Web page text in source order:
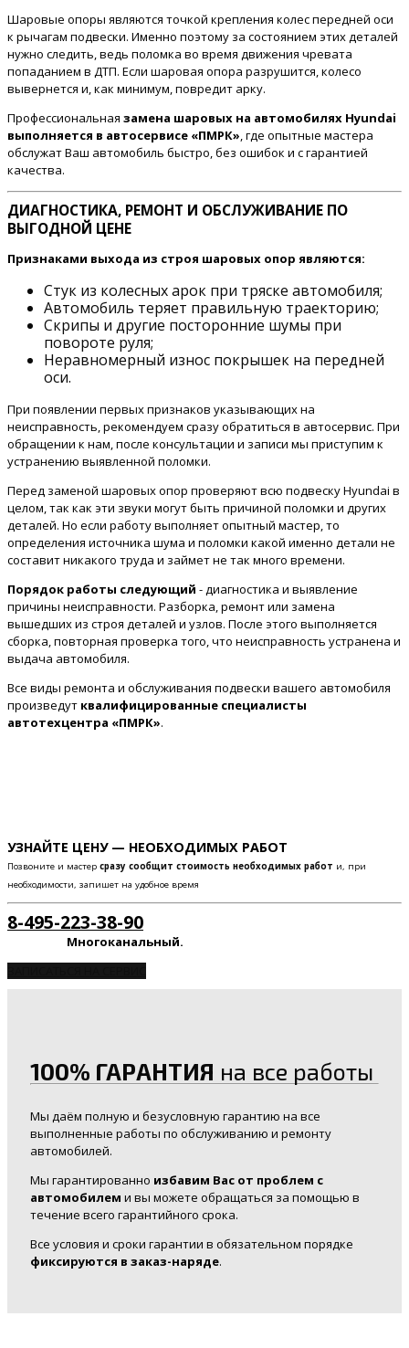
Шаровые опоры являются точкой крепления колес передней оси
к рычагам подвески. Именно поэтому за состоянием этих деталей
нужно следить, ведь поломка во время движения чревата
попаданием в ДТП. Если шаровая опора разрушится, колесо
вывернется и, как минимум, повредит арку.
Профессиональная замена шаровых на автомобилях Hyundai
выполняется в автосервисе «ПМРК», где опытные мастера
обслужат Ваш автомобиль быстро, без ошибок и с гарантией
качества.
ДИАГНОСТИКА, РЕМОНТ И ОБСЛУЖИВАНИЕ ПО
ВЫГОДНОЙ ЦЕНЕ
Признаками выхода из строя шаровых опор являются:
Стук из колесных арок при тряске автомобиля;
Автомобиль теряет правильную траекторию;
Скрипы и другие посторонние шумы при
повороте руля;
Неравномерный износ покрышек на передней
оси.
При появлении первых признаков указывающих на
неисправность, рекомендуем сразу обратиться в автосервис. При
обращении к нам, после консультации и записи мы приступим к
устранению выявленной поломки.
Перед заменой шаровых опор проверяют всю подвеску Hyundai в
целом, так как эти звуки могут быть причиной поломки и других
деталей. Но если работу выполняет опытный мастер, то
определения источника шума и поломки какой именно детали не
составит никакого труда и займет не так много времени.
Порядок работы следующий - диагностика и выявление
причины неисправности. Разборка, ремонт или замена
вышедших из строя деталей и узлов. После этого выполняется
сборка, повторная проверка того, что неисправность устранена и
выдача автомобиля.
Все виды ремонта и обслуживания подвески вашего автомобиля
произведут квалифицированные специалисты
автотехцентра «ПМРК».
УЗНАЙТЕ ЦЕНУ — НЕОБХОДИМЫХ РАБОТ
Позвоните и мастер сразу сообщит стоимость необходимых работ и, при
необходимости, запишет на удобное время
8-495-223-38-90
Многоканальный.
100% ГАРАНТИЯ на все работы
Мы даём полную и безусловную гарантию на все
выполненные работы по обслуживанию и ремонту
автомобилей.
Мы гарантированно избавим Вас от проблем с
автомобилем и вы можете обращаться за помощью в
течение всего гарантийного срока.
Все условия и сроки гарантии в обязательном порядке
фиксируются в заказ-наряде.